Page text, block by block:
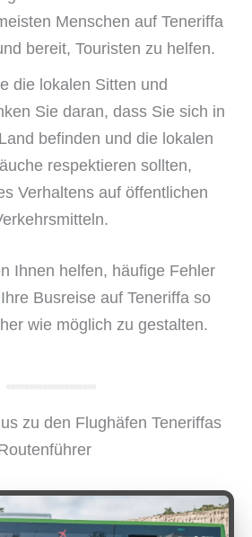
Menschen auf Teneriffa
bereit, Touristen zu helfen.
die lokalen Sitten und
Sie daran, dass Sie sich in
befinden und die lokalen
respektieren sollten,
Verhaltens auf öffentlichen
Ihnen helfen, häufige Fehler
Busreise auf Teneriffa so
wie möglich zu gestalten.
zu den Flughäfen Teneriffas